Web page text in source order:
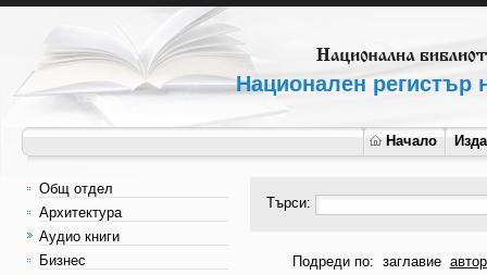
Национален регистър
Начало
Общ отдел
Архитектура
Аудио книги
Бизнес
Търси:
Подреди по: заглавие автор